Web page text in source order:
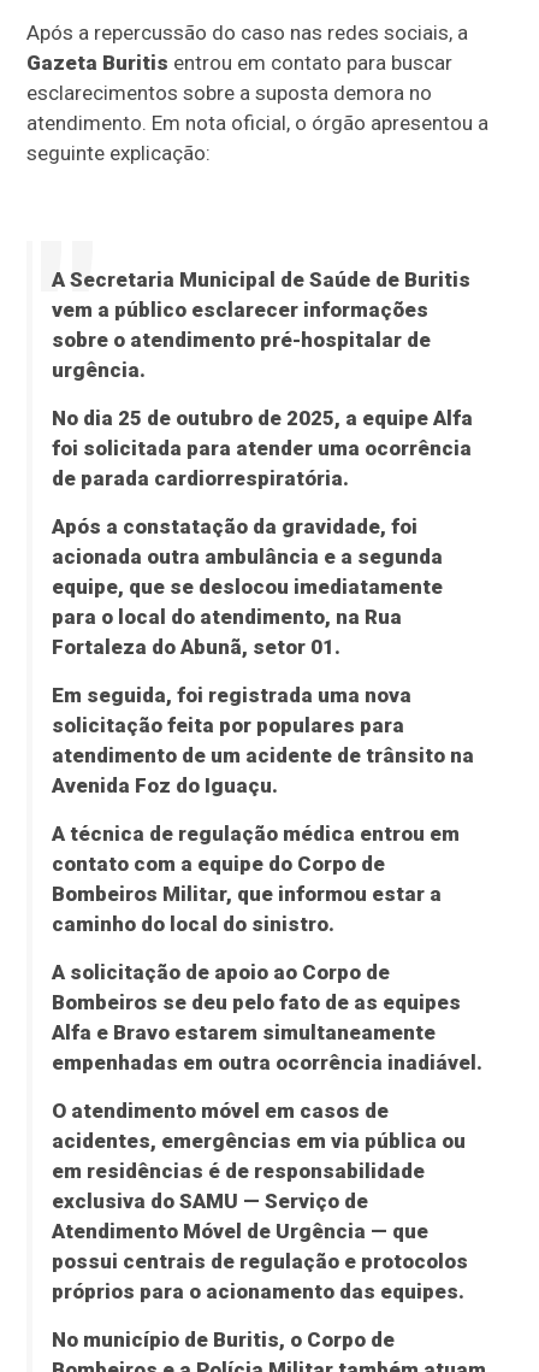
Após a repercussão do caso nas redes sociais, a
Gazeta Buritis entrou em contato para buscar
esclarecimentos sobre a suposta demora no
atendimento. Em nota oficial, o órgão apresentou a
seguinte explicação:
A Secretaria Municipal de Saúde de Buritis
vem a público esclarecer informações
sobre o atendimento pré-hospitalar de
urgência.
No dia 25 de outubro de 2025, a equipe Alfa
foi solicitada para atender uma ocorrência
de parada cardiorrespiratória.
Após a constatação da gravidade, foi
acionada outra ambulância e a segunda
equipe, que se deslocou imediatamente
para o local do atendimento, na Rua
Fortaleza do Abunã, setor 01.
Em seguida, foi registrada uma nova
solicitação feita por populares para
atendimento de um acidente de trânsito na
Avenida Foz do Iguaçu.
A técnica de regulação médica entrou em
contato com a equipe do Corpo de
Bombeiros Militar, que informou estar a
caminho do local do sinistro.
A solicitação de apoio ao Corpo de
Bombeiros se deu pelo fato de as equipes
Alfa e Bravo estarem simultaneamente
empenhadas em outra ocorrência inadiável.
O atendimento móvel em casos de
acidentes, emergências em via pública ou
em residências é de responsabilidade
exclusiva do SAMU — Serviço de
Atendimento Móvel de Urgência — que
possui centrais de regulação e protocolos
próprios para o acionamento das equipes.
No município de Buritis, o Corpo de